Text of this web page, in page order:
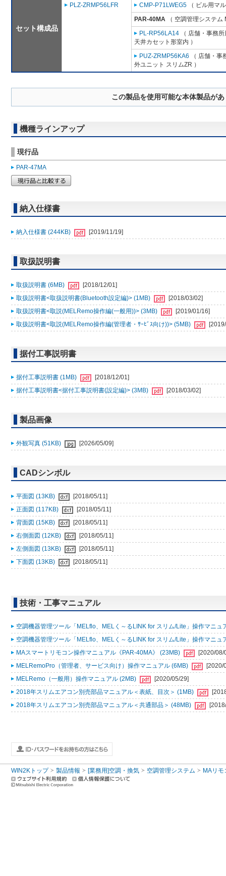
セット構成品
PLZ-ZRMP56LFR
CMP-P71LWEG5 （ ビル用マ
PAR-40MA （ 空調管理システム
PL-RP56LA14 （ 店舗・事務
天井カセット形室内 ）
PUZ-ZRMP56KA6 （ 店舗・事
外ユニット スリムZR ）
この製品を使用可能な本体製品が
機種ラインアップ
現行品
PAR-47MA
納入仕様書
納入仕様書 (244KB) [2019/11/19]
取扱説明書
取扱説明書 (6MB)
[2018/12/01]
取扱説明書<取扱説明書(Bluetooth設定編)> (1MB)
[2018/03/02]
取扱説明書<取説(MELRemo操作編(一般用))> (3MB)
[2019/01/16]
取扱説明書<取説(MELRemo操作編(管理者・ｻｰﾋﾞｽ向け))> (5MB)
据付工事説明書
据付工事説明書 (1MB)
[2018/12/01]
据付工事説明書<据付工事説明書(設定編)> (3MB)
[2018/03/02]
製品画像
外観写真 (51KB) [2026/05/09]
CADシンボル
平面図 (13KB)
[2018/05/11]
正面図 (117KB)
[2018/05/11]
背面図 (15KB)
[2018/05/11]
右側面図 (12KB)
[2018/05/11]
左側面図 (13KB)
[2018/05/11]
下面図 (13KB)
[2018/05/11]
技術・工事マニュアル
空調機器管理ツール「MELflo、MELく～るLINK for スリム/Lite」操作マニュ
空調機器管理ツール「MELflo、MELく～るLINK for スリム/Lite」操作マニュ
MAスマートリモコン操作マニュアル《PAR-40MA》 (23MB)
[2020/08/
MELRemoPro（管理者、サービス向け）操作マニュアル (6MB)
[2020/
MELRemo（一般用）操作マニュアル (2MB)
[2020/05/29]
2018年スリムエアコン別売部品マニュアル＜表紙、目次＞ (1MB)
2018年スリムエアコン別売部品マニュアル＜共通部品＞ (48MB)
WIN2Kトップ 製品情報 [業務用]空調・換気 空調管理システム MAリモ